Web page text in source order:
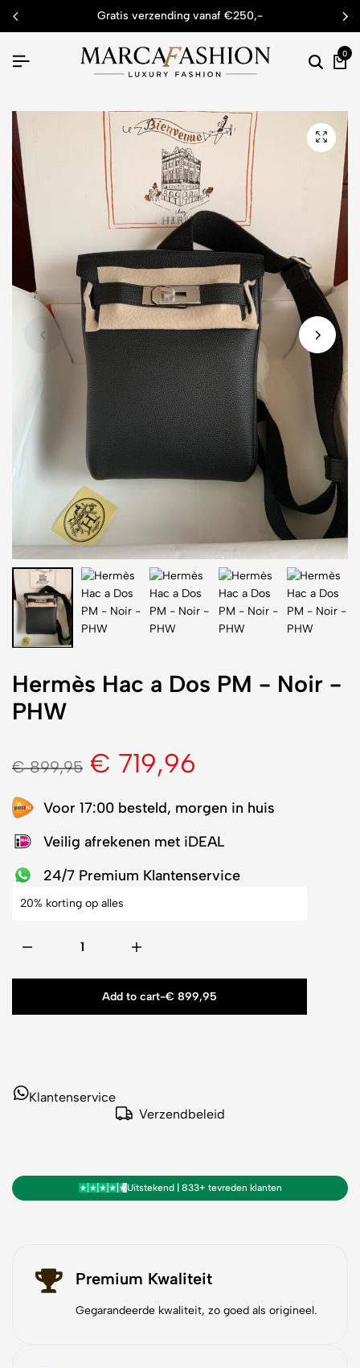
gratis verzending vanaf €250,-
0
Hermès Hac a Dos PM - Noir -
PHW
€899,95 € 719,96
Voor 17:00 besteld, morgen in huis
Veilig afrekenen met iDEAL
24/7 Premium Klantenservice
20% korting op alles
Add to cart-€ 899,95
Klantenservice
Verzendbeleid
Uitstekend | 833+ tevreden klanten
Premium Kwaliteit
Gegarandeerde kwaliteit, zo goed als origineel.